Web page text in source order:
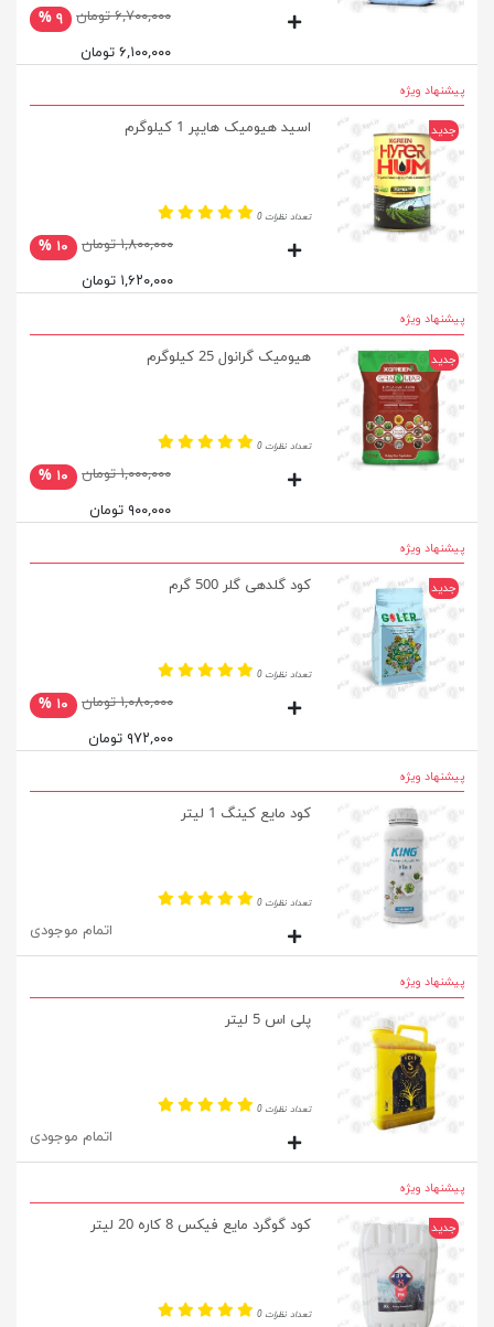
۶,۷۰۰,۰۰۰ تومان
۹ %
۶,۱۰۰,۰۰۰ تومان
پیشنهاد ویژه
جدید اسید هیومیک هایپر 1 کیلوگرم
تعداد نظرات 0
۱,۸۰۰,۰۰۰ تومان
۱۰ %
۱,۶۲۰,۰۰۰ تومان
پیشنهاد ویژه
جدید هیومیک گرانول 25 کیلوگرم
تعداد نظرات 0
۱,۰۰۰,۰۰۰ تومان
۱۰ %
۹۰۰,۰۰۰ تومان
پیشنهاد ویژه
جدید کود گلدهی گلر 500 گرم
تعداد نظرات 0
۱,۰۸۰,۰۰۰ تومان
۱۰ %
۹۷۲,۰۰۰ تومان
پیشنهاد ویژه
کود مایع کینگ 1 لیتر
تعداد نظرات 0
اتمام موجودی
پیشنهاد ویژه
پلی اس 5 لیتر
تعداد نظرات 0
اتمام موجودی
پیشنهاد ویژه
جدید کود گوگرد مایع فیکس 8 کاره 20 لیتر
تعداد نظرات 0